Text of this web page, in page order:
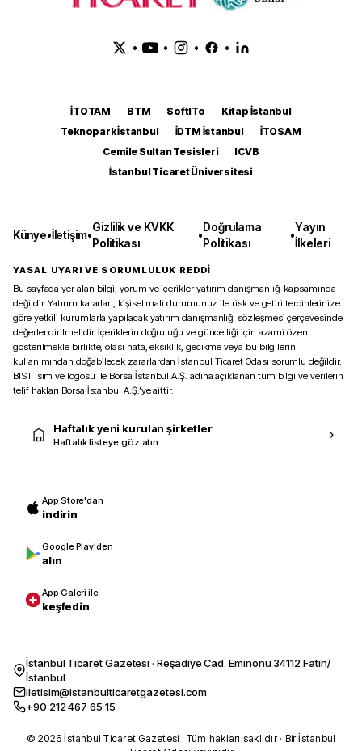
• • • •
İTOTAM BTM SoftITo
Kitap İstanbul
Teknopark İstanbul
İDTM İstanbul
İTOSAM
Cemile Sultan Tesisleri
ICVB
İstanbul Ticaret Üniversitesi
Künye•İletişim•
Gizlilik ve KVKK
Politikası
•
Doğrulama
Politikası
•
Yayın
İlkeleri
YASAL UYARI VE SORUMLULUK REDDİ
Bu sayfada yer alan bilgi, yorum ve içerikler yatırım danışmanlığı kapsamında
değildir. Yatırım kararları, kişisel mali durumunuz ile risk ve getiri tercihlerinize
göre yetkili kurumlarla yapılacak yatırım danışmanlığı sözleşmesi çerçevesinde
değerlendirilmelidir. İçeriklerin doğruluğu ve güncelliği için azami özen
gösterilmekle birlikte, olası hata, eksiklik, gecikme veya bu bilgilerin
kullanımından doğabilecek zararlardan İstanbul Ticaret Odası sorumlu değildir.
BIST isim ve logosu ile Borsa İstanbul A.Ş. adına açıklanan tüm bilgi ve verilerin
telif hakları Borsa İstanbul A.Ş.’ye aittir.
Haftalık yeni kurulan şirketler
Haftalık listeye göz atın
App Store'dan
indirin
Google Play'den
alın
App Galeri ile
keşfedin
İstanbul Ticaret Gazetesi · Reşadiye Cad. Eminönü 34112 Fatih/
İstanbul
iletisim@istanbulticaretgazetesi.com
+90 212 467 65 15
© 2026 İstanbul Ticaret Gazetesi · Tüm hakları saklıdır · Bir İstanbul